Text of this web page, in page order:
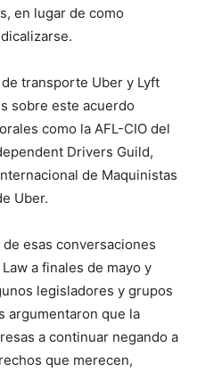
en lugar de como
transporte Uber y Lyft
sobre este acuerdo
como la AFL-CIO del
Drivers Guild,
de Maquinistas
Uber.
esas conversaciones
a finales de mayo y
legisladores y grupos
argumentaron que la
a continuar negando a
que merecen,